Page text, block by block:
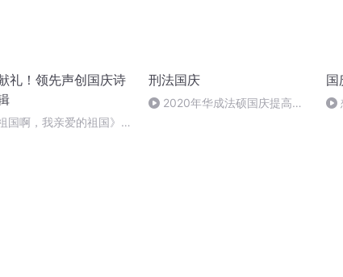
礼！领先声创国庆诗
祖国啊，我亲爱的祖国》温
刑法国庆
2020年华成法硕国庆提高班
国